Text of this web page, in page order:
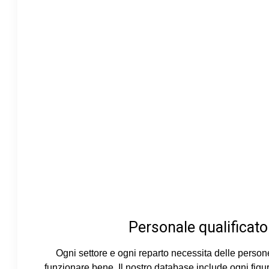
Personale qualificato
Ogni settore e ogni reparto necessita delle